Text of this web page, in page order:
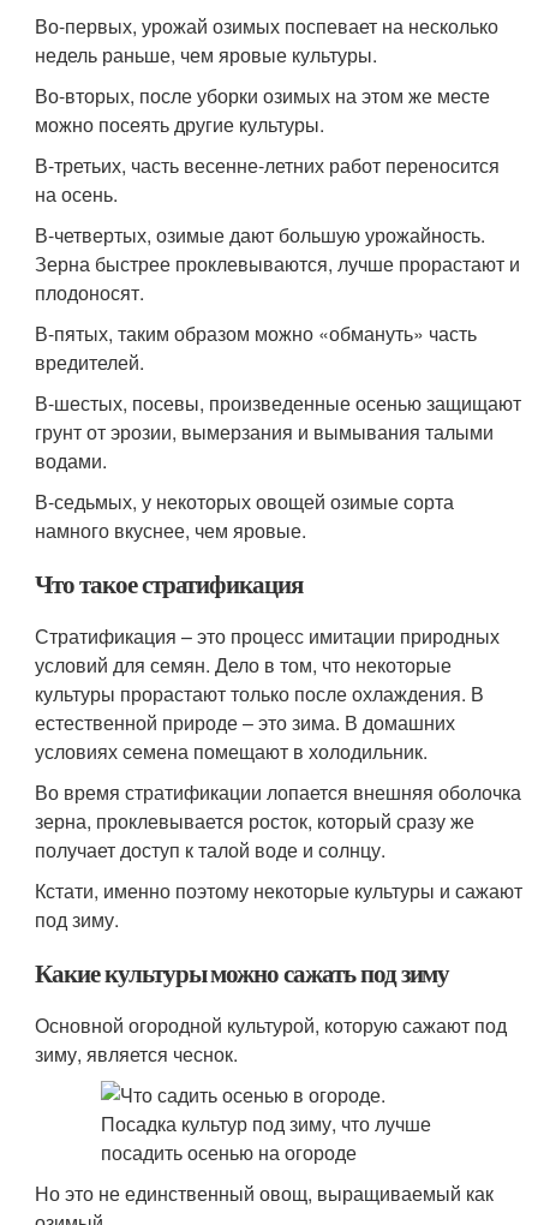
Во-первых, урожай озимых поспевает на несколько
недель раньше, чем яровые культуры.
Во-вторых, после уборки озимых на этом же месте
можно посеять другие культуры.
В-третьих, часть весенне-летних работ переносится
на осень.
В-четвертых, озимые дают большую урожайность.
Зерна быстрее проклевываются, лучше прорастают и
плодоносят.
В-пятых, таким образом можно «обмануть» часть
вредителей.
В-шестых, посевы, произведенные осенью защищают
грунт от эрозии, вымерзания и вымывания талыми
водами.
В-седьмых, у некоторых овощей озимые сорта
намного вкуснее, чем яровые.
Что такое стратификация
Стратификация – это процесс имитации природных
условий для семян. Дело в том, что некоторые
культуры прорастают только после охлаждения. В
естественной природе – это зима. В домашних
условиях семена помещают в холодильник.
Во время стратификации лопается внешняя оболочка
зерна, проклевывается росток, который сразу же
получает доступ к талой воде и солнцу.
Кстати, именно поэтому некоторые культуры и сажают
под зиму.
Какие культуры можно сажать под зиму
Основной огородной культурой, которую сажают под
зиму, является чеснок.
Но это не единственный овощ, выращиваемый как